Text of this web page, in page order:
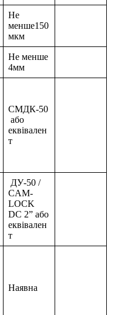
Не
менше150
мкм
Не менше
4мм
СМДК-50
або
еквівален
т
ДУ-50 /
CAM-
LOCK
DC 2” або
еквівален
т
Наявна